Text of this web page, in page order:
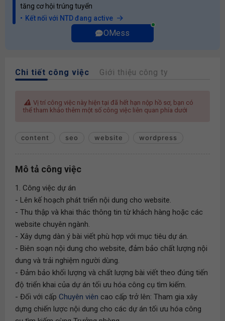
tăng cơ hội trúng tuyển
Kết nối với NTD đang active
OMess
Chi tiết công việc Giới thiệu công ty
Vị trí công việc này hiện tại đã hết hạn nộp hồ sơ, bạn có
thể tham khảo thêm một số công việc liên quan phía dưới
content seo website wordpress
Mô tả công việc
1. Công việc dự án
- Lên kế hoạch phát triển nội dung cho website.
- Thu thập và khai thác thông tin từ khách hàng hoặc các
website chuyên ngành.
- Xây dựng dàn ý bài viết phù hợp với mục tiêu dự án.
- Biên soạn nội dung cho website, đảm bảo chất lượng nội
dung và trải nghiệm người dùng.
- Đảm bảo khối lượng và chất lượng bài viết theo đúng tiến
độ triển khai của dự án tối ưu hóa công cụ tìm kiếm.
- Đối với cấp Chuyên viên cao cấp trở lên: Tham gia xây
dựng chiến lược nội dung cho các dự án tối ưu hóa công